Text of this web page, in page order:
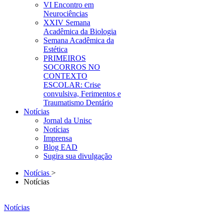
VI Encontro em
Neurociências
XXIV Semana
Acadêmica da Biologia
Semana Acadêmica da
Estética
PRIMEIROS
SOCORROS NO
CONTEXTO
ESCOLAR: Crise
convulsiva, Ferimentos e
Traumatismo Dentário
Notícias
Jornal da Unisc
Notícias
Imprensa
Blog EAD
Sugira sua divulgação
Notícias >
Notícias
Notícias